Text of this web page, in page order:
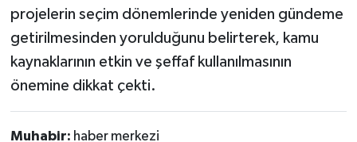
projelerin seçim dönemlerinde yeniden gündeme
getirilmesinden yorulduğunu belirterek, kamu
kaynaklarının etkin ve şeffaf kullanılmasının
önemine dikkat çekti.
Muhabir: haber merkezi